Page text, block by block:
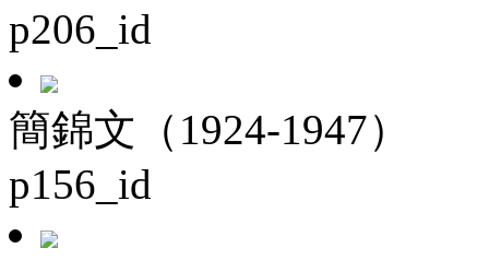
p206_id
簡錦文（1924-1947）
p156_id